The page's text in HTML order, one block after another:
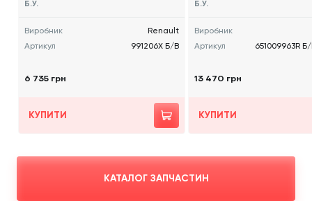
Б.У.
Виробник
Renault
Артикул
991206X Б/В
6 735 грн
КУПИТИ
Б.У.
Виробник
Артикул
651009963R
13 470 грн
КУПИТИ
КАТАЛОГ ЗАПЧАСТИН